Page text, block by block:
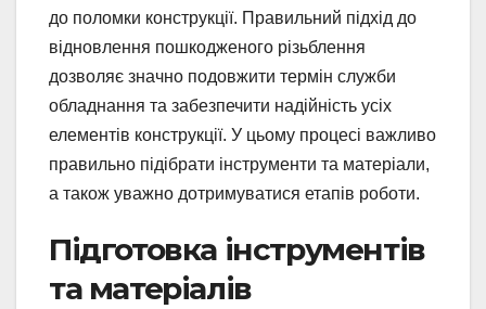
до поломки конструкції. Правильний підхід до
відновлення пошкодженого різьблення
дозволяє значно подовжити термін служби
обладнання та забезпечити надійність усіх
елементів конструкції. У цьому процесі важливо
правильно підібрати інструменти та матеріали,
а також уважно дотримуватися етапів роботи.
Підготовка інструментів
та матеріалів